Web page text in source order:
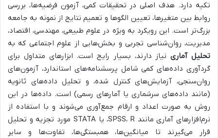
تکیه دارد. هدف اصلی در تحقیقات کمی، آزمون فرضیه‌ها، بررسی
روابط بین متغیرها، تعیین الگوها و تعمیم نتایج از نمونه به جامعه
بزرگ‌تر است. این رویکرد به ویژه در علوم طبیعی، مهندسی، اقتصاد،
مدیریت، روان‌شناسی تجربی و بخش‌هایی از علوم اجتماعی که به
تحلیل آمارینیاز دارند، بسیار رایج است. ابزارهای متداول برای
گردآوری داده‌های کمی شامل پرسشنامه‌های استاندارد، آزمون‌های
روان‌سنجی، آزمایش‌های کنترل شده، و تحلیل داده‌های ثانویه
(مانند داده‌های سرشماری یا آمارهای رسمی) است. داده‌ها در این
روش به صورت اعداد و ارقام جمع‌آوری می‌شوند و با استفاده از
نرم‌افزارهای آماری مانند SPSS، R، یا STATA مورد تجزیه و تحلیل
قرار می‌گیرند تا میانگین‌ها، همبستگی‌ها، تفاوت‌ها و سایر